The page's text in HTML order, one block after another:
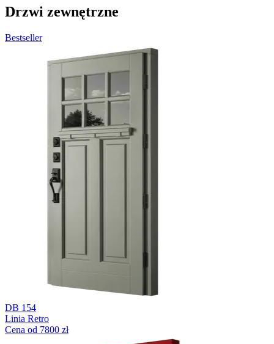
Drzwi zewnętrzne
Bestseller
DB 154
Linia Retro
Cena od 7800 zł